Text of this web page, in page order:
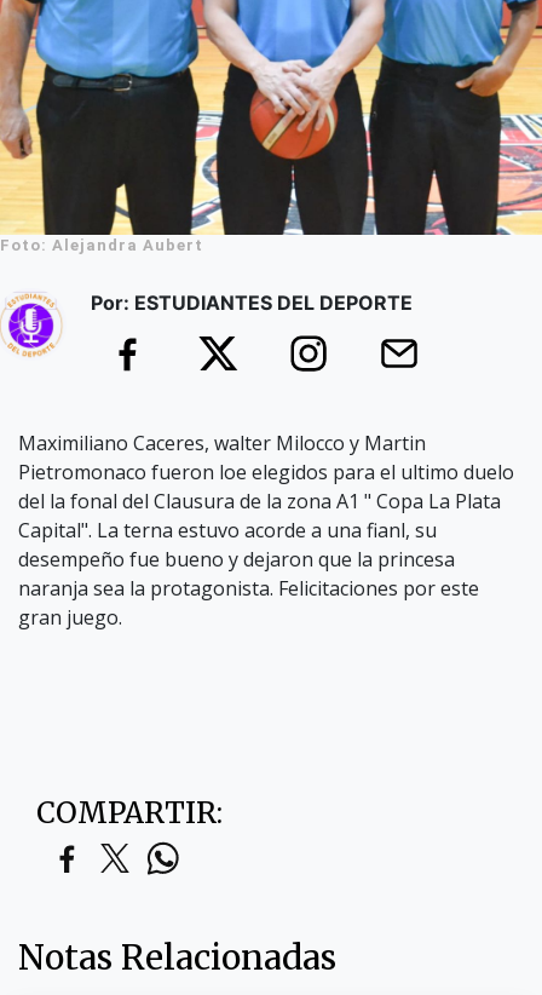
Foto: Alejandra Aubert
Por: ESTUDIANTES DEL DEPORTE
Maximiliano Caceres, walter Milocco y Martin
Pietromonaco fueron loe elegidos para el ultimo duelo
del la fonal del Clausura de la zona A1 " Copa La Plata
Capital". La terna estuvo acorde a una fianl, su
desempeño fue bueno y dejaron que la princesa
naranja sea la protagonista. Felicitaciones por este
gran juego.
COMPARTIR:
Notas Relacionadas